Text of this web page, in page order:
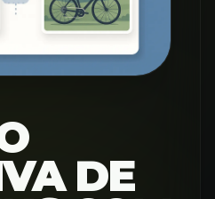
DE